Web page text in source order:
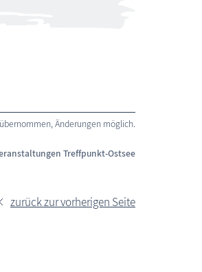
Änderungen möglich.
Treffpunkt-Ostsee
zurück zur vorherigen Seite